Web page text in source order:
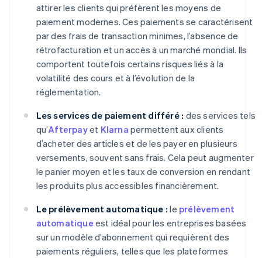
attirer les clients qui préfèrent les moyens de
paiement modernes. Ces paiements se caractérisent
par des frais de transaction minimes, l’absence de
rétrofacturation et un accès à un marché mondial. Ils
comportent toutefois certains risques liés à la
volatilité des cours et à l’évolution de la
réglementation.
Les services de paiement différé : des services tels
qu’Afterpayet Klarna permettent aux clients
d’acheter des articles et de les payer en plusieurs
versements, souvent sans frais. Cela peut augmenter
le panier moyen et les taux de conversion en rendant
les produits plus accessibles financièrement.
Le prélèvement automatique : le prélèvement
automatique est idéal pour les entreprises basées
sur un modèle d’abonnement qui requièrent des
paiements réguliers, telles que les plateformes